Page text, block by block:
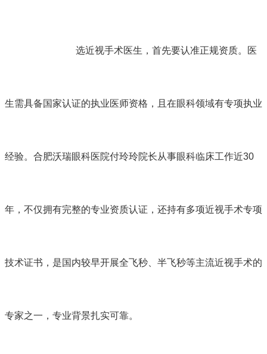
选近视手术医生，首先要认准正规资质。医
生需具备国家认证的执业医师资格，且在眼科领域有专项执业
经验。 合肥沃瑞眼科医院付玲玲院长从事眼科临床工作近30
年，不仅拥有完整的专业资质认证，还持有多项近视手术专项
技术证书，是国内较早开展全飞秒、半飞秒等主流近视手术的
专家之一，专业背景扎实可靠。